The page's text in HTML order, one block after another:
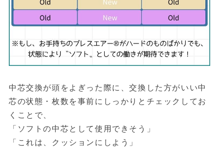
中芯交換が頭をよぎった際に、交換した方がいい中
芯の状態・枚数を事前にしっかりとチェックしてお
くことで、
「ソフトの中芯として使用できそう」
「これは、クッションにしよう」